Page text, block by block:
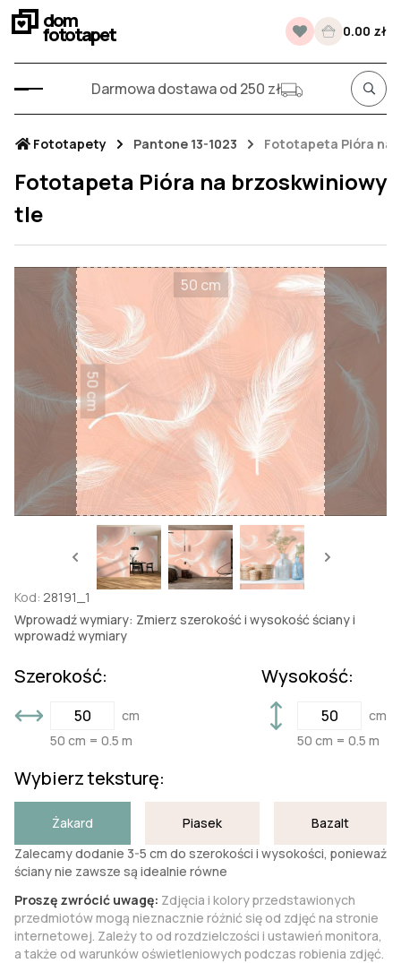
dom
fototapet 0.00 zł
Darmowa dostawa od 250 zł
Fototapety Pantone 13-1023 Fototapeta Pióra na
Fototapeta Pióra na brzoskwiniowy
tle
50 cm
50 cm
Kod: 28191_1
Wprowadź wymiary: Zmierz szerokość i wysokość ściany i
wprowadź wymiary
Szerokość:
cm
50 cm = 0.5 m
Wysokość:
cm
50 cm = 0.5 m
Wybierz teksturę:
Żakard Piasek
Bazalt
Zalecamy dodanie 3-5 cm do szerokości i wysokości, ponieważ
ściany nie zawsze są idealnie równe
Proszę zwrócić uwagę: Zdjęcia i kolory przedstawionych
przedmiotów mogą nieznacznie różnić się od zdjęć na stronie
internetowej. Zależy to od rozdzielczości i ustawień monitora,
a także od warunków oświetleniowych podczas robienia zdjęć.